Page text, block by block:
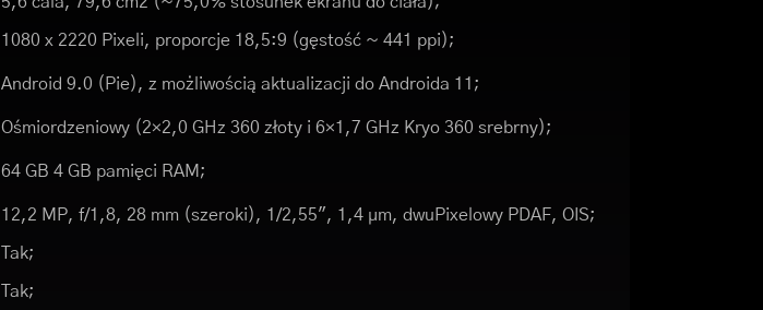
1080 x 2220 Pixeli, proporcje 18,5:9 (gęstość ~ 441 ppi);
Android 9.0 (Pie), z możliwością aktualizacji do Androida 11;
Ośmiordzeniowy (2×2,0 GHz 360 złoty i 6×1,7 GHz Kryo 360 srebrny);
64 GB 4 GB pamięci RAM;
12,2 MP, f/1,8, 28 mm (szeroki), 1/2,55", 1,4 µm, dwuPixelowy PDAF, OIS;
Tak;
Tak;